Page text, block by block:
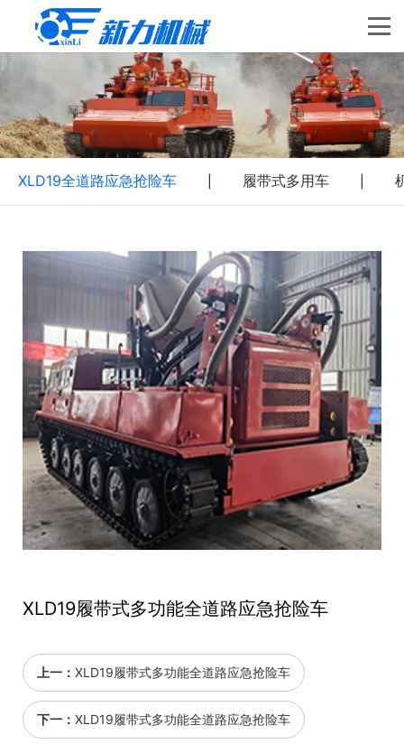
XLD19全道路应急抢险车 履带式多用车
XLD19履带式多功能全道路应急抢险车
上一： XLD19履带式多功能全道路应急抢险车
下一： XLD19履带式多功能全道路应急抢险车